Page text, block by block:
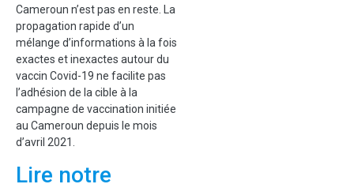
Cameroun n’est pas en reste. La
propagation rapide d’un
mélange d’informations à la fois
exactes et inexactes autour du
vaccin Covid-19 ne facilite pas
l’adhésion de la cible à la
campagne de vaccination initiée
au Cameroun depuis le mois
d’avril 2021.
Lire notre